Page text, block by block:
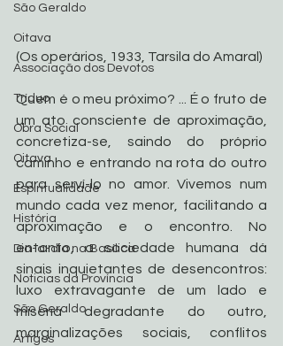
São Geraldo
Oitava
Associação dos Devotos
Tríduo
Obra Social
Oitava
Espiritualidade
História
Dia-a-dia na Basílica
Noticias da Província
São Geraldo
Artigos
(Os operários, 1933, Tarsila do Amaral)
Quem é o meu próximo? ... É o fruto de
um ato consciente de aproximação,
concretiza-se, saindo do próprio
caminho e entrando na rota do outro
para serví-lo no amor. Vivemos num
mundo cada vez menor, facilitando a
aproximação e o encontro. No
entanto, a sociedade humana dá
sinais inquietantes de desencontros:
luxo extravagante de um lado e
miséria degradante do outro,
marginalizações sociais, conflitos